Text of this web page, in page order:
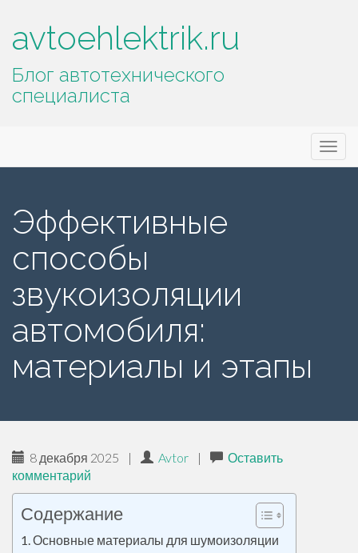
avtoehlektrik.ru
Блог автотехнического
специалиста
меню
Эффективные
способы
звукоизоляции
автомобиля:
материалы и этапы
8 декабря 2025 | Avtor |
Оставить
комментарий
Содержание
Основные материалы для шумоизоляции